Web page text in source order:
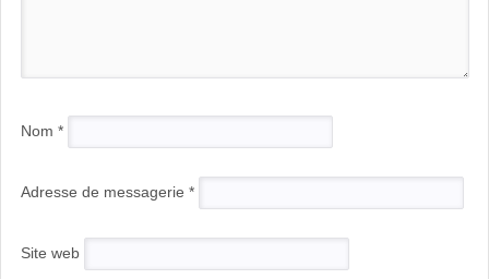
Nom *
Adresse de messagerie *
Site web